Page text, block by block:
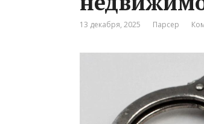
13 декабря, 2025 Парсер